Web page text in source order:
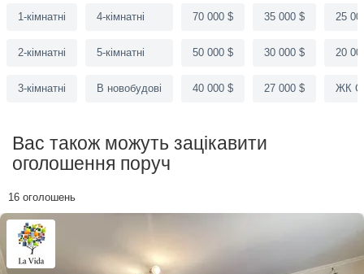
1-кімнатні
2-кімнатні
3-кімнатні
4-кімнатні
5-кімнатні
В новобудові
70 000 $
50 000 $
40 000 $
35 000 $
30 000 $
27 000 $
25
20
ЖК
Вас також можуть зацікавити
оголошення поруч
16 оголошень